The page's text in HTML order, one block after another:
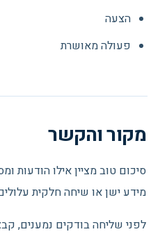
הצעה
פעולה מאושרת
מקור והקשר
סיכום טוב מציין אילו הודעות
מידע ישן או שיחה חלקית
לפני שליחה בודקים נמענים,